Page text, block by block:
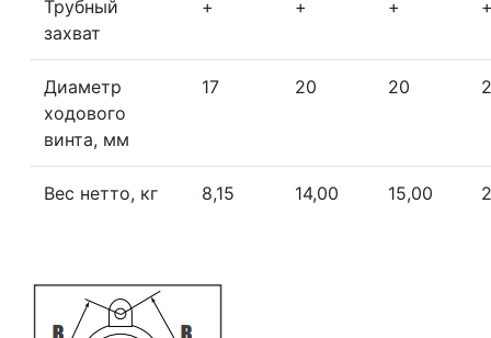
Трубный
захват
+ + +
Диаметр
ходового
винта, мм
17 20 20
Вес нетто, кг 8,15 14,00 15,00